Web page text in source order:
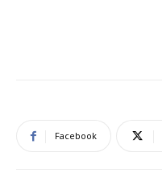
Facebook